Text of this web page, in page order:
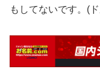
もしてないです。(